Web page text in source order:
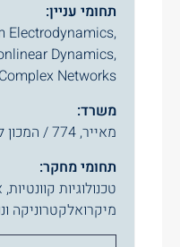
תחומי עניין:
Electrodynamics,
Dynamics,
Complex Networks
משרד:
מאייר, 774 / המכון למצב מוצק, 306
תחומי מחקר:
טכנולוגיות קוונטיות,
מיקרואלקטרוניקה